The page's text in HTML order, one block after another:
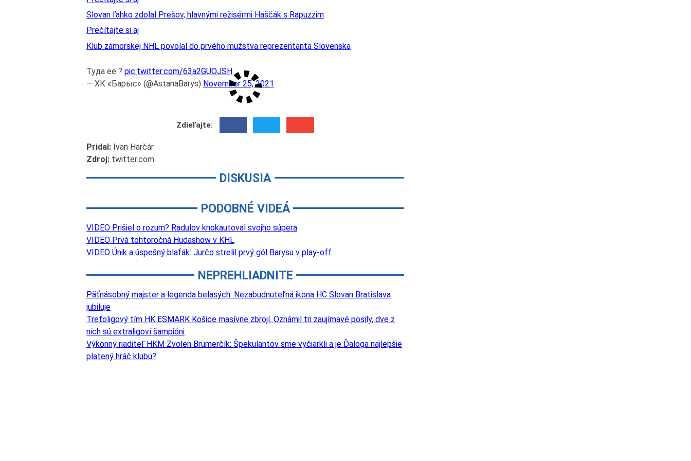
Slovan ľahko zdolal Prešov, hlavnými režisérmi Haščák s Rapuzzim
Prečítajte si aj
Klub zámorskej NHL povolal do prvého mužstva reprezentanta Slovenska
Туда её ? pic.twitter.com/63a2GUOJSH
— ХК «Барыс» (@AstanaBarys) November 25, 2021
Zdieľajte:
Pridal: Ivan Harčár
Zdroj: twitter.com
DISKUSIA
PODOBNÉ VIDEÁ
VIDEO Prišiel o rozum? Radulov knokautoval svojho súpera
VIDEO Prvá tohtoročná Hudashow v KHL
VIDEO Únik a úspešný blafák: Jurčo strelil prvý gól Barysu v play-off
NEPREHLIADNITE
Päťnásobný majster a legenda belasých: Nezabudnuteľná ikona HC Slovan Bratislava
jubiluje
Treťoligový tím HK ESMARK Košice masívne zbrojí. Oznámil tri zaujímavé posily, dve z
nich sú extraligoví šampióni
Výkonný riaditeľ HKM Zvolen Brumerčík: Špekulantov sme vyčiarkli a je Ďaloga najlepšie
platený hráč klubu?